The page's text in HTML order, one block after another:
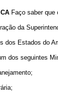
Faço saber
da
Estados do
dos seguintes